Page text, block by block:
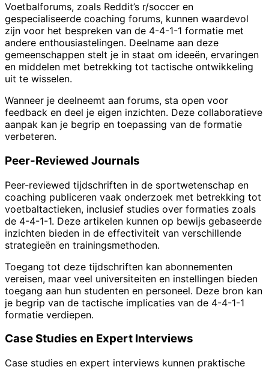
Voetbalforums, zoals Reddit’s r/soccer en
gespecialiseerde coaching forums, kunnen waardevol
zijn voor het bespreken van de 4-4-1-1 formatie met
andere enthousiastelingen. Deelname aan deze
gemeenschappen stelt je in staat om ideeën, ervaringen
en middelen met betrekking tot tactische ontwikkeling
uit te wisselen.
Wanneer je deelneemt aan forums, sta open voor
feedback en deel je eigen inzichten. Deze collaboratieve
aanpak kan je begrip en toepassing van de formatie
verbeteren.
Peer-Reviewed Journals
Peer-reviewed tijdschriften in de sportwetenschap en
coaching publiceren vaak onderzoek met betrekking tot
voetbaltactieken, inclusief studies over formaties zoals
de 4-4-1-1. Deze artikelen kunnen op bewijs gebaseerde
inzichten bieden in de effectiviteit van verschillende
strategieën en trainingsmethoden.
Toegang tot deze tijdschriften kan abonnementen
vereisen, maar veel universiteiten en instellingen bieden
toegang aan hun studenten en personeel. Deze bron kan
je begrip van de tactische implicaties van de 4-4-1-1
formatie verdiepen.
Case Studies en Expert Interviews
Case studies en expert interviews kunnen praktische